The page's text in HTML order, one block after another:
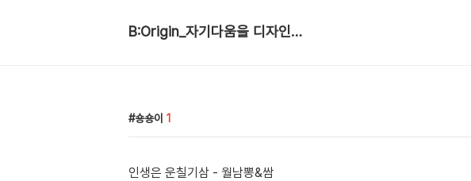
B:Origin_자기다움을 디자인합니다
숑숑이 1
인생은 운칠기삼 - 월남뽕&쌈